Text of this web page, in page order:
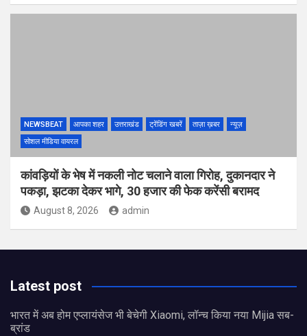
NEWSBEAT आपका शहर उत्तराखंड ट्रेंडिंग खबरें ताज़ा ख़बर
न्यूज़
सोशल मीडिया वायरल
कांवड़ियों के भेष में नकली नोट चलाने वाला गिरोह, दुकानदार ने
पकड़ा, झटका देकर भागे, 30 हजार की फेक करेंसी बरामद
August 8, 2026 admin
Latest post
भारत में अब होम एप्लायंसेज भी बेचेगी Xiaomi, लॉन्च किया नया Mijia सब-
ब्रांड